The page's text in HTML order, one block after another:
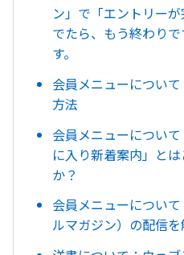
ン」で「エントリー
でたら、もう終わり
す。
会員メニューについ
方法
会員メニューについ
に入り新着案内」と
か？
会員メニューについ
ルマガジン）の配信を